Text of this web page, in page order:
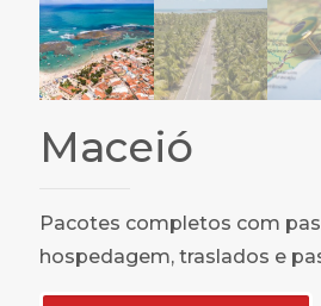
Maceió
Pacotes completos com
hospedagem, traslados e